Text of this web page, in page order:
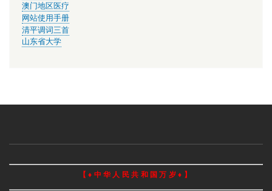
澳门地区医疗
网站使用手册
清平调词三首
山东省大学
【 ♦ 中 华 人 民 共 和 国 万 岁 ♦ 】